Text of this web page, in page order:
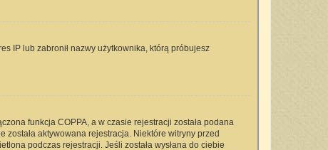
IP lub zabronił nazwy użytkownika, którą próbujesz
funkcja COPPA, a w czasie rejestracji została podana
została aktywowana rejestracja. Niektóre witryny przed
podczas rejestracji. Jeśli została wysłana do ciebie